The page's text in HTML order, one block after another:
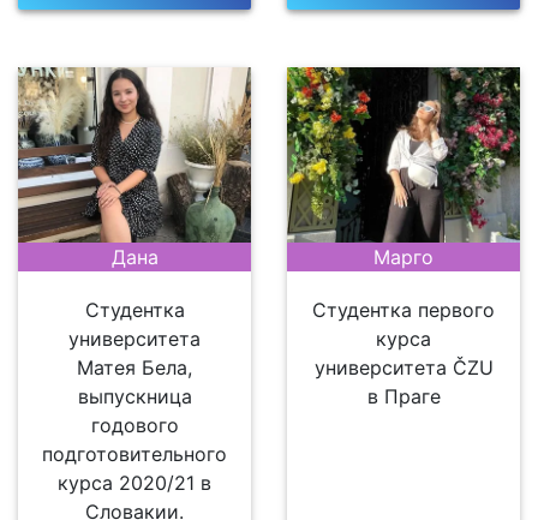
Дана
Студентка
университета
Матея Бела,
выпускница
годового
подготовительного
курса 2020/21 в
Словакии.
Марго
Студентка первого
курса
университета ČZU
в Праге